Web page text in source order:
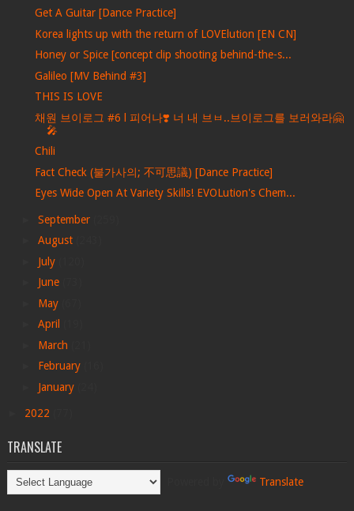
Get A Guitar [Dance Practice]
Korea lights up with the return of LOVElution [EN CN]
Honey or Spice [concept clip shooting behind-the-s...
Galileo [MV Behind #3]
THIS IS LOVE
채원 브이로그 #6 l 피어나❣️ 너 내 브ㅂ..브이로그를 보러와라🤗
🎤
Chili
Fact Check (불가사의; 不可思議) [Dance Practice]
Eyes Wide Open At Variety Skills! EVOLution's Chem...
September
August
July
June
May
April
March
February
January
2022
TRANSLATE
Translate